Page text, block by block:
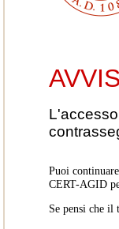
Puoi
CERT-AGID
Se pensi che